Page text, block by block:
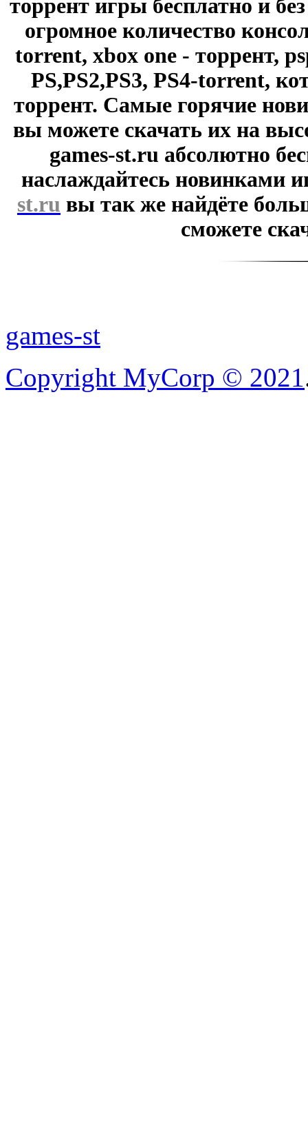
торрент игры бесплатно и
огромное количество
torrent, xbox one - торрент,
PS,PS2,PS3, PS4-torrent,
торрент. Самые горячие
вы можете скачать их на
games-st.ru абсолютно
наслаждайтесь новинками
st.ru вы так же найдёте
сможете
games-st
Copyright MyCorp © 2021